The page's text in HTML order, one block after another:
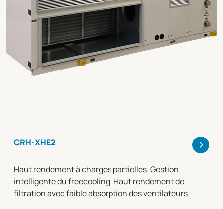
CRH-XHE2 >
Haut rendement à charges partielles. Gestion
intelligente du freecooling. Haut rendement de
filtration avec faible absorption des ventilateurs